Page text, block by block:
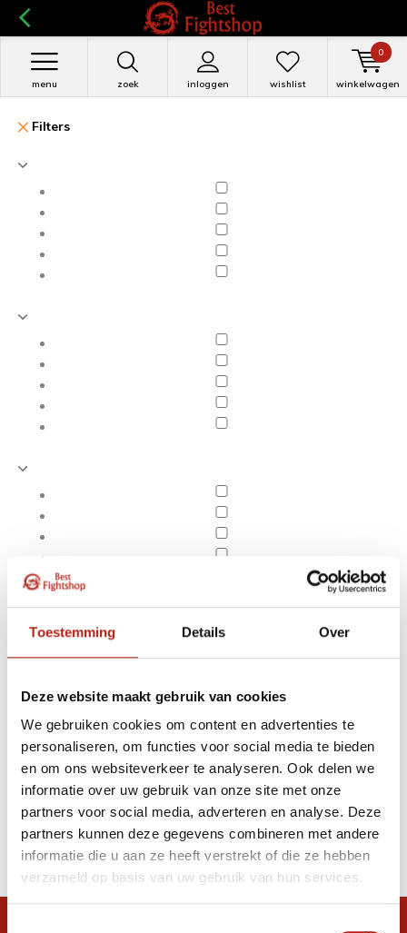
Toestemming Details Over
Deze website maakt gebruik van cookies
We gebruiken cookies om content en advertenties te
personaliseren, om functies voor social media te bieden
en om ons websiteverkeer te analyseren. Ook delen we
informatie over uw gebruik van onze site met onze
partners voor social media, adverteren en analyse. Deze
partners kunnen deze gegevens combineren met andere
informatie die u aan ze heeft verstrekt of die ze hebben
verzameld op basis van uw gebruik van hun services.
zoek inloggen
menu wishlist winkelwagen
0
Filters
Apply filters Floppy mitts
Producten
Filter